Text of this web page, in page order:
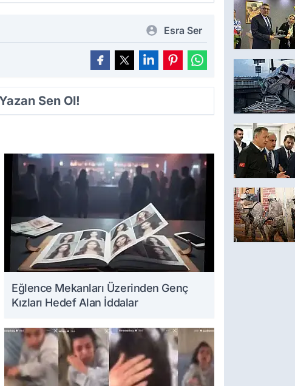
Esra Ser
Sen Ol!
Eğlence Mekanları Üzerinden Genç
Kızları Hedef Alan İddalar